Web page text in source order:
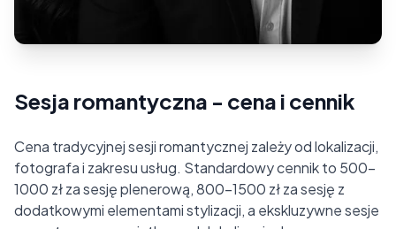
Sesja romantyczna - cena i cennik
Cena tradycyjnej sesji romantycznej zależy od lokalizacji,
fotografa i zakresu usług. Standardowy cennik to 500-
1000 zł za sesję plenerową, 800-1500 zł za sesję z
dodatkowymi elementami stylizacji, a ekskluzywne sesje